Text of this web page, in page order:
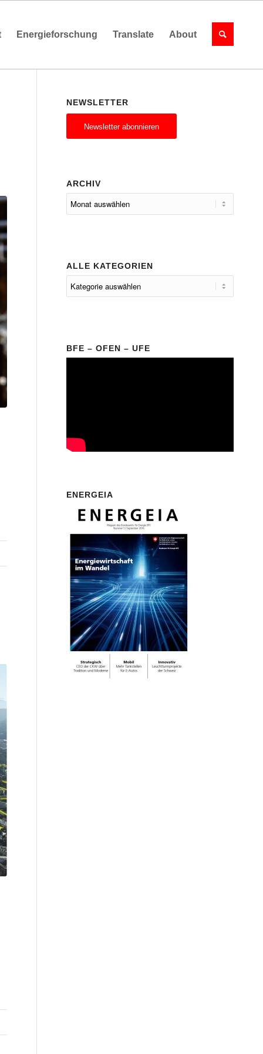
Energieforschung Translate About
NEWSLETTER
Newsletter abonnieren
ARCHIV
ALLE KATEGORIEN
BFE – OFEN – UFE
ENERGEIA